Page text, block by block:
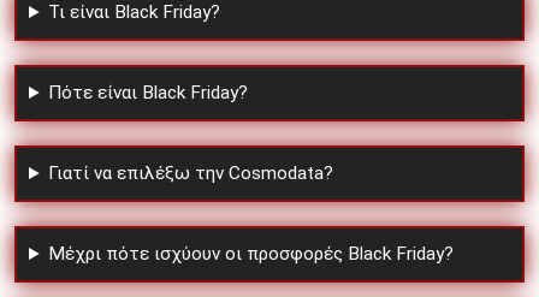
Τι είναι Black Friday?
Πότε είναι Black Friday?
Γιατί να επιλέξω την Cosmodata?
Μέχρι πότε ισχύουν οι προσφορές Black Friday?